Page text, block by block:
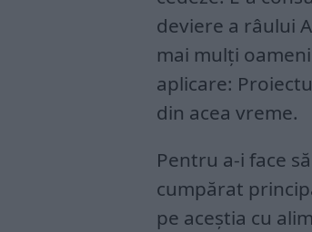
deviere a râului
mai mulți
aplicare:
din acea vreme.
Pentru a-i face
cumpărat
pe aceștia cu